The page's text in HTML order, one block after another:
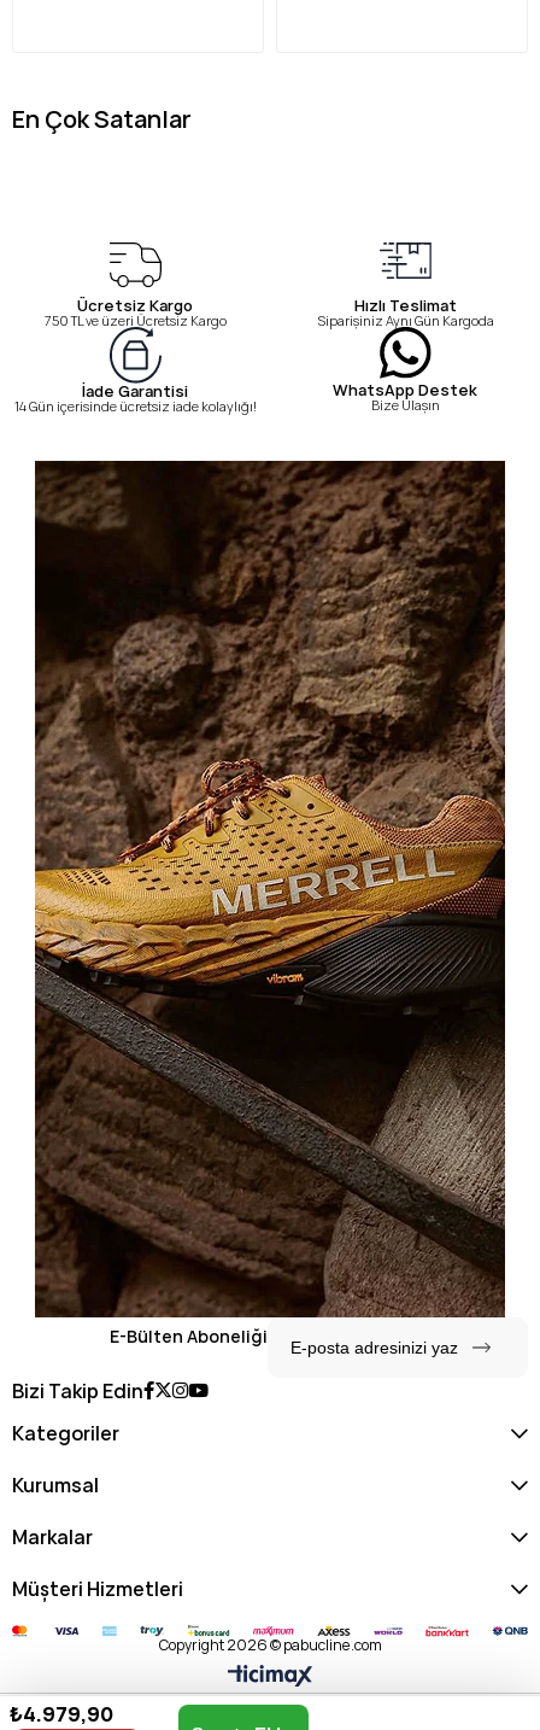
En Çok Satanlar
Ücretsiz Kargo
750 TL ve üzeri Ücretsiz Kargo
Hızlı Teslimat
Siparişiniz Aynı Gün Kargoda
İade Garantisi
14 Gün içerisinde ücretsiz iade kolaylığı!
WhatsApp Destek
Bize Ulaşın
E-Bülten Aboneliği
Bizi Takip Edin
Kategoriler
Kurumsal
Markalar
Müşteri Hizmetleri
Copyright 2026 © pabucline.com
₺4.979,90